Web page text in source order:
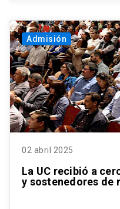
Admisión
02 abril 2025
La UC recibió a
y sostenedores de